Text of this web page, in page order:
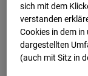
sich mit dem
ver­standen
Cookies in dem
dargestellten
(auch mit Sitz in